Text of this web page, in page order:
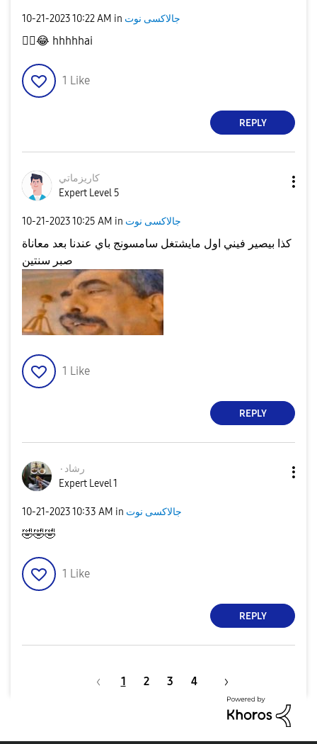
‎10-21-202310:22 AM in جالاكسى نوت
👍🏻😂 hhhhhai
1 Like
REPLY
كاريزماتي
Expert Level 5
‎10-21-202310:25 AM in جالاكسى نوت
كذا بيصير فيني اول مايشتغل سامسونج باي عندنا بعد معاناة
صبر سنتين
1 Like
REPLY
رشاد٠
Expert Level 1
‎10-21-202310:33 AM in جالاكسى نوت
🤣🤣🤣
1 Like
REPLY
1 2 3 4